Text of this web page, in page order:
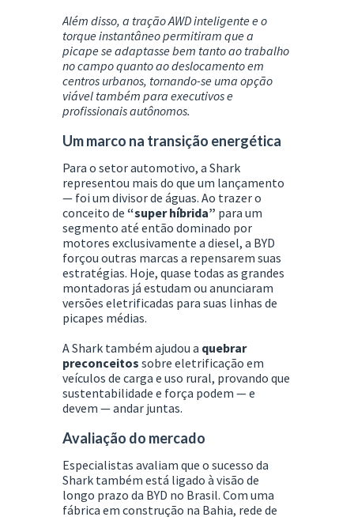
Além disso, a tração AWD inteligente e o
torque instantâneo permitiram que a
picape se adaptasse bem tanto ao trabalho
no campo quanto ao deslocamento em
centros urbanos, tornando-se uma opção
viável também para executivos e
profissionais autônomos.
Um marco na transição energética
Para o setor automotivo, a Shark
representou mais do que um lançamento
— foi um divisor de águas. Ao trazer o
conceito de “super híbrida” para um
segmento até então dominado por
motores exclusivamente a diesel, a BYD
forçou outras marcas a repensarem suas
estratégias. Hoje, quase todas as grandes
montadoras já estudam ou anunciaram
versões eletrificadas para suas linhas de
picapes médias.
A Shark também ajudou a quebrar
preconceitos sobre eletrificação em
veículos de carga e uso rural, provando que
sustentabilidade e força podem — e
devem — andar juntas.
Avaliação do mercado
Especialistas avaliam que o sucesso da
Shark também está ligado à visão de
longo prazo da BYD no Brasil. Com uma
fábrica em construção na Bahia, rede de